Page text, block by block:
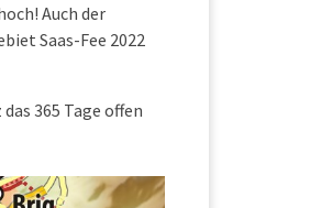
Auch der
Saas-Fee 2022
365 Tage offen